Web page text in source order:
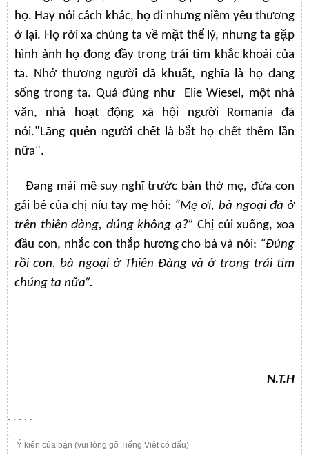
họ. Hay nói cách khác, họ đi nhưng niềm yêu thương
ở lại. Họ rời xa chúng ta về mặt thể lý, nhưng ta gặp
hình ảnh họ đong đầy trong trái tim khắc khoải của
ta. Nhớ thương người đã khuất, nghĩa là họ đang
sống trong ta. Quả đúng như Elie Wiesel, một nhà
văn, nhà hoạt động xã hội người Romania đã
nói."Lãng quên người chết là bắt họ chết thêm lần
nữa".
Đang mải mê suy nghĩ trước bàn thờ mẹ, đứa con
gái bé của chị níu tay mẹ hỏi: “Mẹ ơi, bà ngoại đã ở
trên thiên đàng, đúng không ạ?” Chị cúi xuống, xoa
đầu con, nhắc con thắp hương cho bà và nói: “Đúng
rồi con, bà ngoại ở Thiên Đàng và ở trong trái tim
chúng ta nữa”.
N.T.H